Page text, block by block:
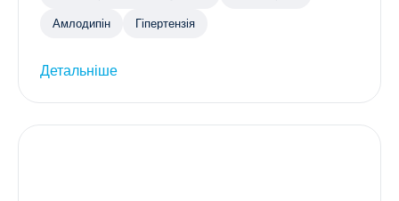
Амлодипін Гіпертензія
Детальніше